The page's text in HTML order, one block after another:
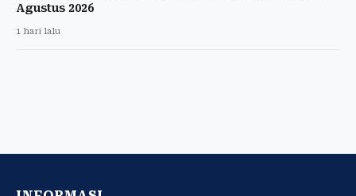
Agustus 2026
1 hari lalu